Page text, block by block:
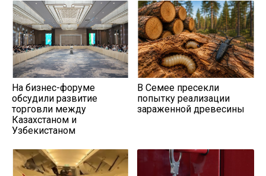
На бизнес-форуме
обсудили развитие
торговли между
Казахстаном и
Узбекистаном
В Семее пресекли
попытку реализации
зараженной древесины